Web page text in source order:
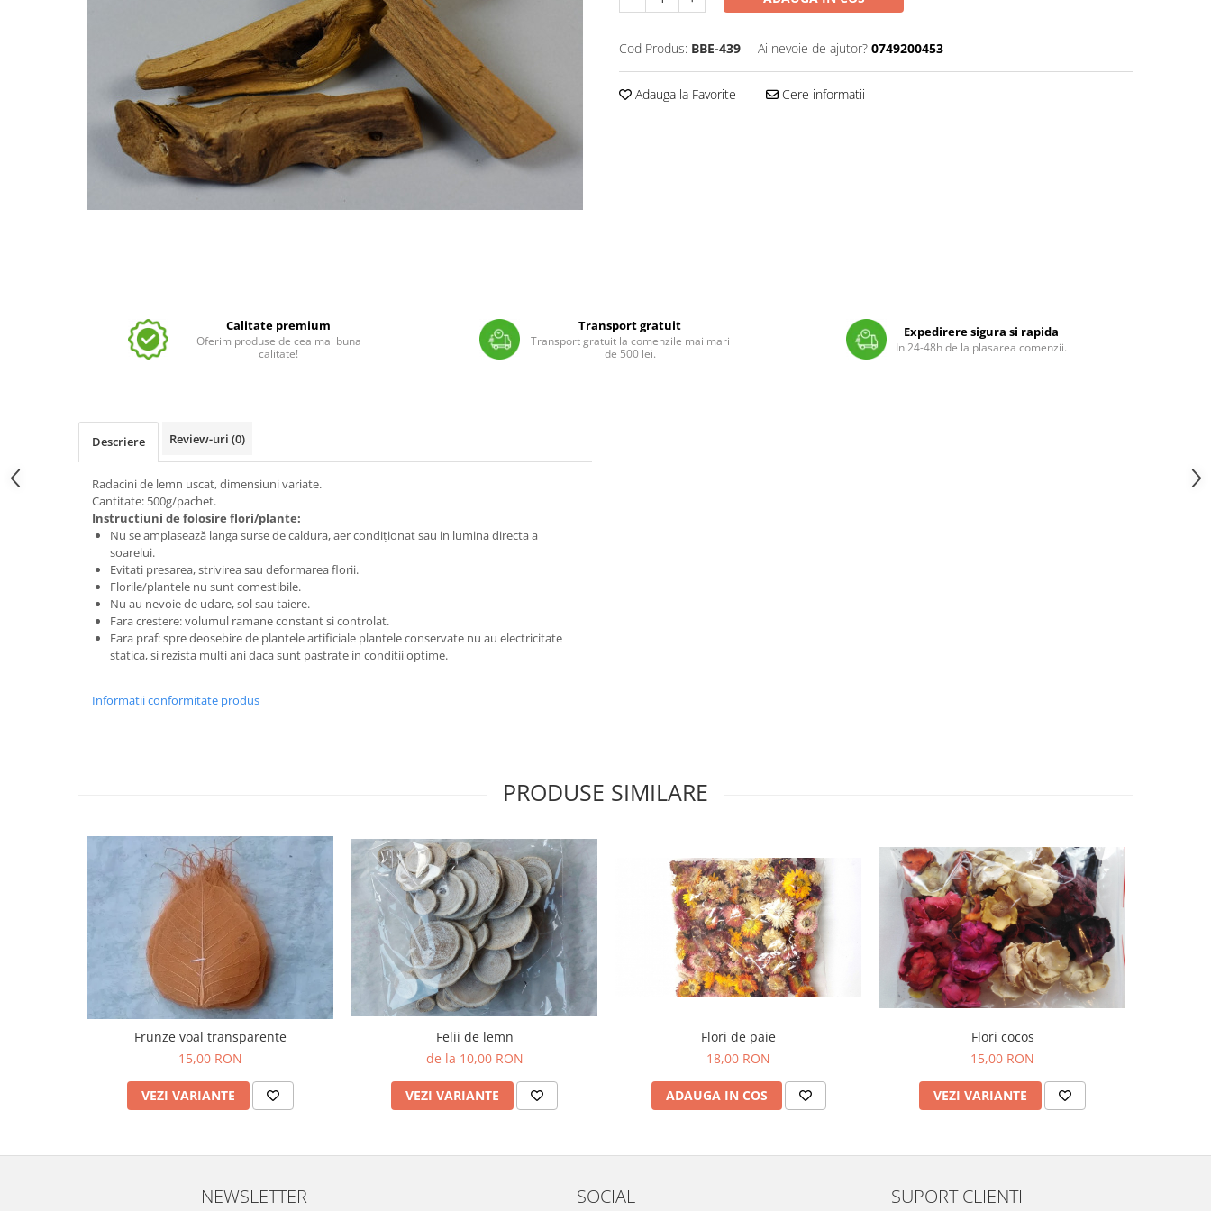
Cod Produs: BBE-439 Ai nevoie de ajutor? 0749200453
Adauga la Favorite Cere informatii
Calitate premium
Oferim produse de cea mai buna
calitate!
Transport gratuit
Transport gratuit la comenzile mai mari
de 500 lei.
Expedirere sigura si rapida
In 24-48h de la plasarea comenzii.
Descriere Review-uri (0)
Radacini de lemn uscat, dimensiuni variate.
Cantitate: 500g/pachet.
Instructiuni de folosire flori/plante:
Nu se amplasează langa surse de caldura, aer condiționat sau in lumina directa a
soarelui.
Evitati presarea, strivirea sau deformarea florii.
Florile/plantele nu sunt comestibile.
Nu au nevoie de udare, sol sau taiere.
Fara crestere: volumul ramane constant si controlat.
Fara praf: spre deosebire de plantele artificiale plantele conservate nu au electricitate
statica, si rezista multi ani daca sunt pastrate in conditii optime.
Informatii conformitate produs
PRODUSE SIMILARE
Frunze voal transparente
15,00 RON
VEZI VARIANTE
Felii de lemn
de la 10,00 RON
VEZI VARIANTE
Flori de paie
18,00 RON
ADAUGA IN COS
Flori cocos
15,00 RON
VEZI VARIANTE
NEWSLETTER SOCIAL SUPORT CLIENTI